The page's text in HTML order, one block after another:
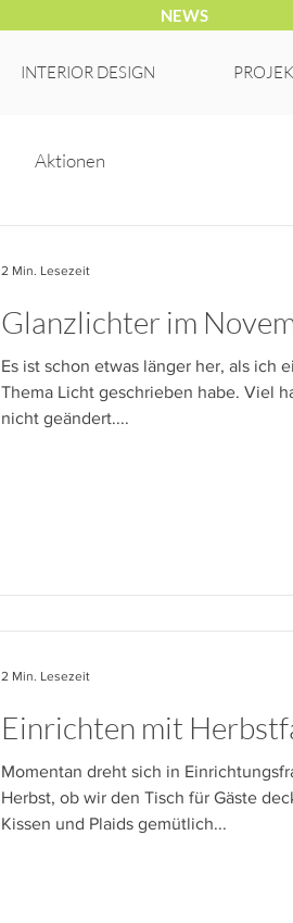
NEWS
INTERIOR DESIGN
Aktionen
Glanzlichter im
Es ist schon etwas länger her, als ich
Thema Licht geschrieben habe. Viel
nicht geändert....
2 Min. Lesezeit
Einrichten mit
Momentan dreht sich in
Herbst, ob wir den Tisch für Gäste
Kissen und Plaids gemütlich...
2 Min. Lesezeit